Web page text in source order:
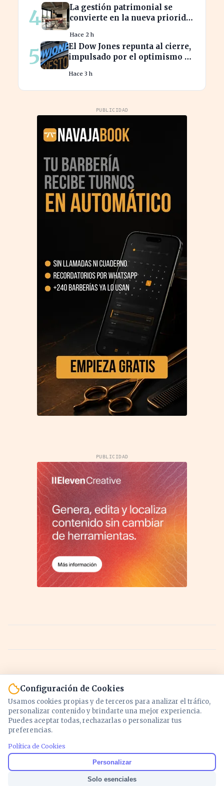
4
La gestión patrimonial se
convierte en la nueva prioridad
Hace 2 h
5
El Dow Jones repunta al cierre,
impulsado por el optimismo en
Hace 3 h
PUBLICIDAD
PUBLICIDAD
Noticias y análisis de economía, mercados,
inversión y política. Información actualizada
para entender lo que mueve tu dinero y tu
Configuración de Cookies
Usamos cookies propias y de terceros para analizar el tráfico,
personalizar contenido y brindarte una mejor experiencia.
Puedes aceptar todas, rechazarlas o personalizar tus
preferencias.
Política de Cookies
Personalizar
Solo esenciales